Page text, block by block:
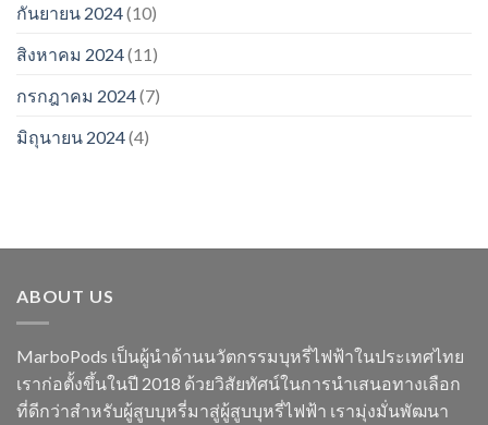
กันยายน 2024(10)
สิงหาคม 2024(11)
กรกฎาคม 2024(7)
มิถุนายน 2024(4)
ABOUT US
MarboPods เป็นผู้นำด้านนวัตกรรมบุหรี่ไฟฟ้าในประเทศไทย
เราก่อตั้งขึ้นในปี 2018 ด้วยวิสัยทัศน์ในการนำเสนอทางเลือก
ที่ดีกว่าสำหรับผู้สูบบุหรี่มาสู่ผู้สูบบุหรี่ไฟฟ้า เรามุ่งมั่นพัฒนา